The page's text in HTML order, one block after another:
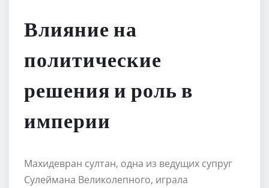
Влияние на
политические
решения и роль в
империи
Махидевран султан, одна из ведущих супруг
Сулеймана Великолепного, играла